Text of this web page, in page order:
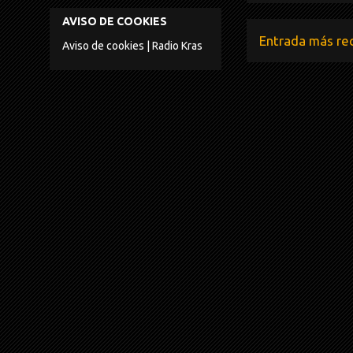
Entrada más
AVISO DE COOKIES
Aviso de cookies | Radio Kras